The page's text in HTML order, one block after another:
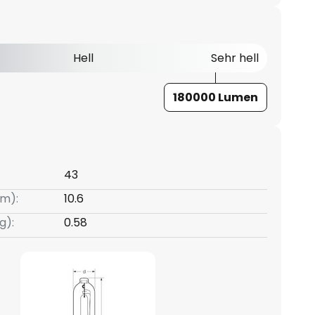
Hell Sehr hell
180000 Lumen
43
10.6
0.58